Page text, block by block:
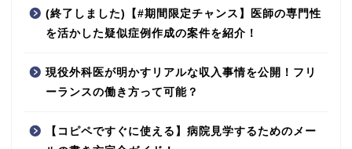
(終了しました)【#期間限定チャンス】医師の専門性
を活かした疑似症例作成の案件を紹介！
現役外科医が明かすリアルな収入事情を公開！フリ
ーランスの働き方って可能？
【コピペですぐに使える】病院見学するためのメー